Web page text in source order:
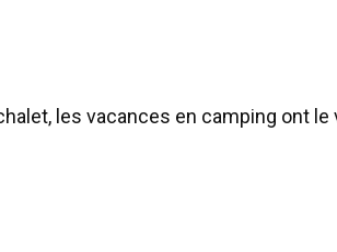
les vacances en camping ont le